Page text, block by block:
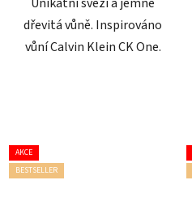
Unikátní svěží a jemně
dřevitá vůně. Inspirováno
vůní Calvin Klein CK One.
AKCE
BESTSELLER